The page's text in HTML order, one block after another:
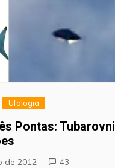
Ufologia
Pontas: Tubarovni
de 2012 43